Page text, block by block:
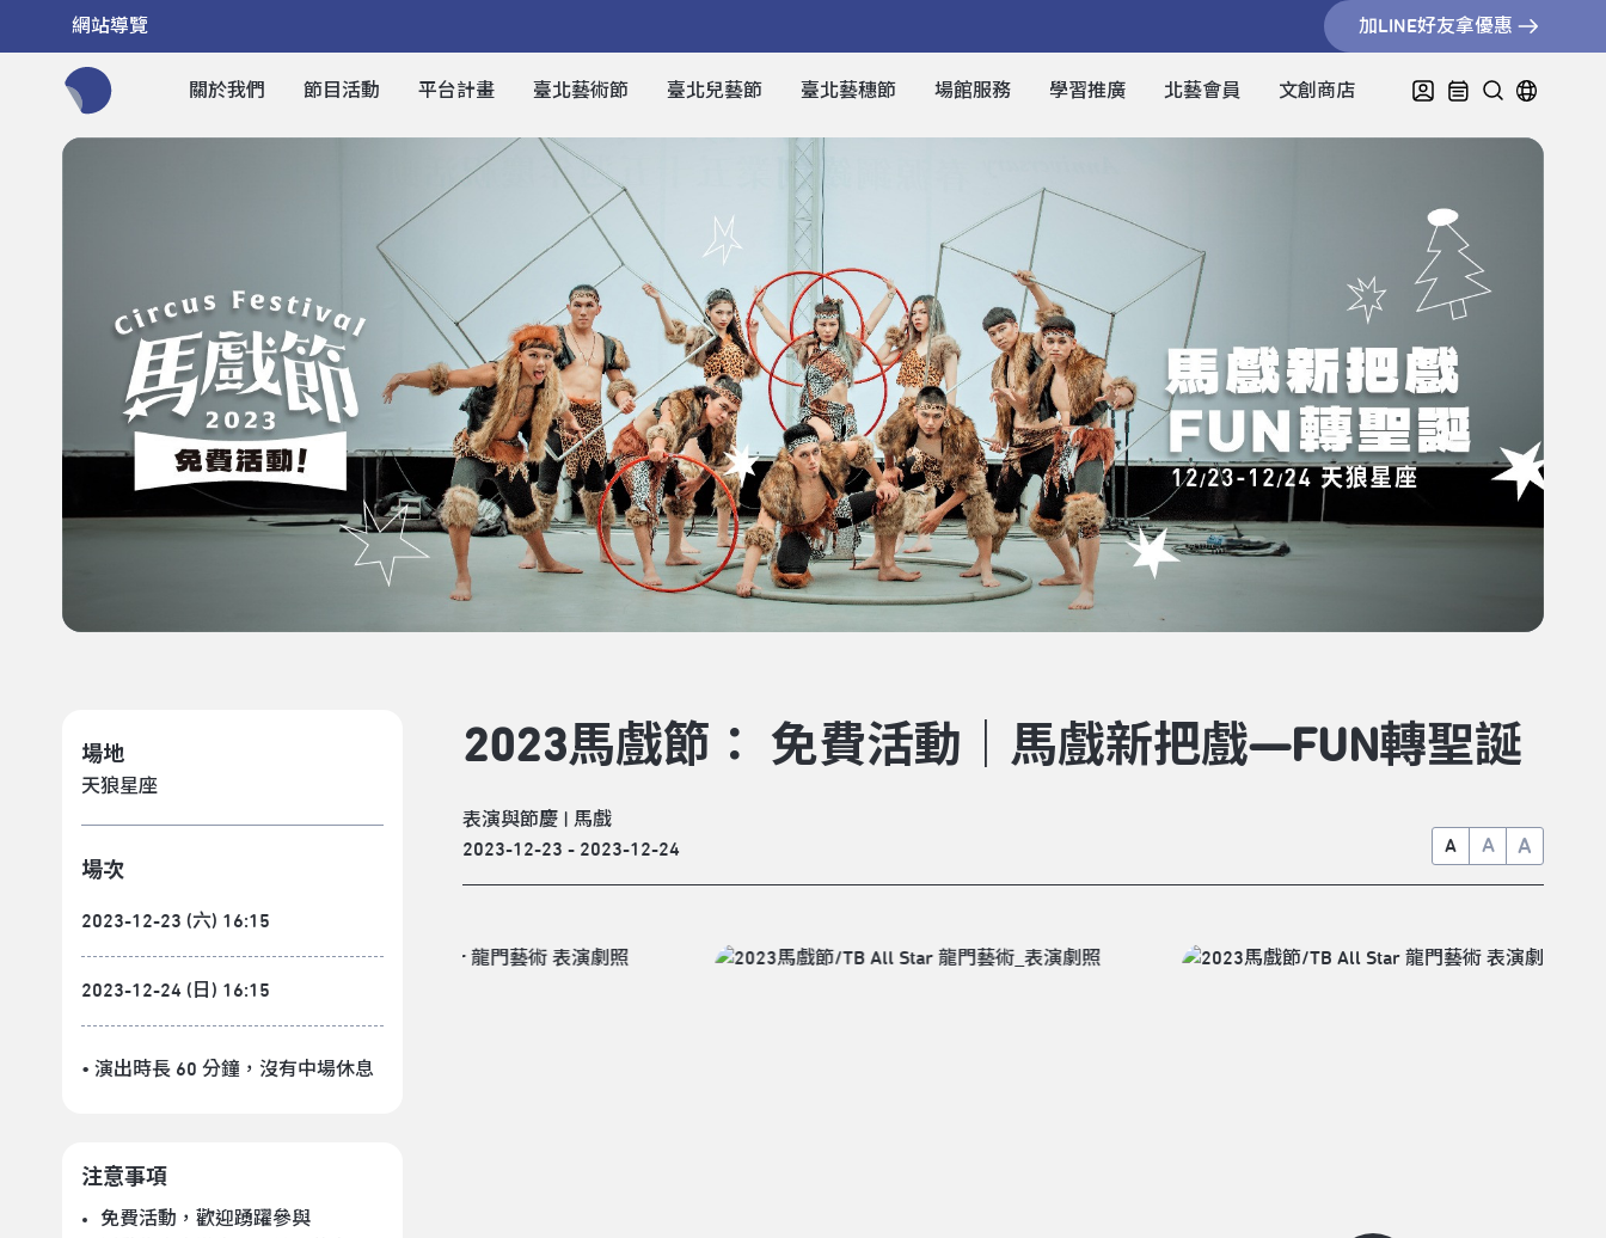
網站導覽 加LINE好友拿優惠
關於我們 節目活動 平台計畫 臺北藝術節 臺北兒藝節 臺北藝穗節 場館服務 學習推廣 北藝會員 文創商店
場地
天狼星座
場次
2023-12-23 (六) 16:15
2023-12-24 (日) 16:15
• 演出時長 60 分鐘 ，沒有中場休息
注意事項
免費活動，歡迎踴躍參與
2023馬戲節： 免費活動｜馬戲新把戲—FUN轉聖誕
表演與節慶| 馬戲
2023-12-23 - 2023-12-24
A A A